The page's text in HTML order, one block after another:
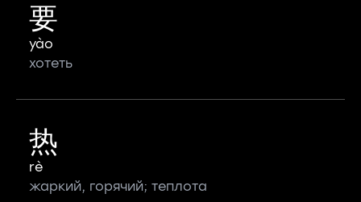
要
yào
хотеть
热
rè
жаркий, горячий; теплота